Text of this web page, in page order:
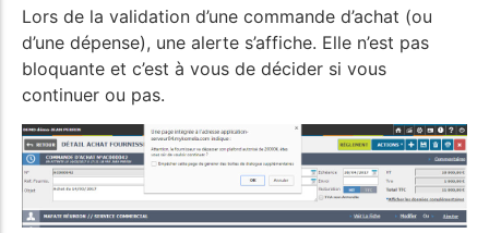
Lors de la validation d’une commande d’achat (ou
d’une dépense), une alerte s’affiche. Elle n’est pas
bloquante et c’est à vous de décider si vous
continuer ou pas.